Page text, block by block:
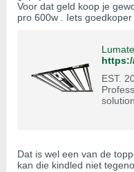
Voor dat geld koop je
pro 600w . Iets goedkoper
EST.
Dat is wel een van de
kan die kindled niet